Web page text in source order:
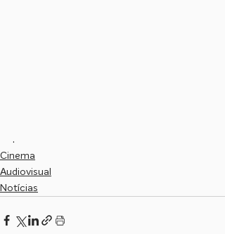
.
Cinema
Audiovisual
Notícias